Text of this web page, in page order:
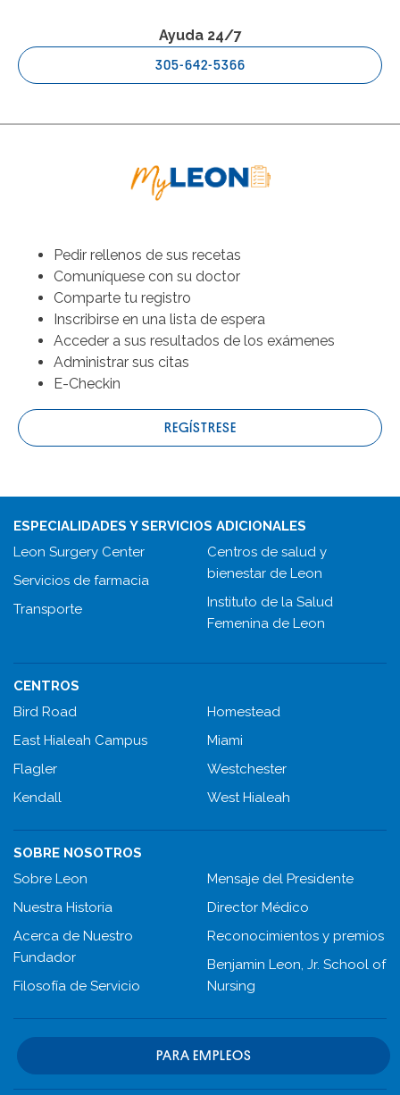
Ayuda 24/7
305-642-5366
Pedir rellenos de sus recetas
Comuníquese con su doctor
Comparte tu registro
Inscribirse en una lista de espera
Acceder a sus resultados de los exámenes
Administrar sus citas
E-Checkin
REGÍSTRESE
ESPECIALIDADES Y SERVICIOS ADICIONALES
Leon Surgery Center
Servicios de farmacia
Transporte
Centros de salud y
bienestar de Leon
Instituto de la Salud
Femenina de Leon
CENTROS
Bird Road
East Hialeah Campus
Flagler
Kendall
Homestead
Miami
Westchester
West Hialeah
SOBRE NOSOTROS
Sobre Leon
Nuestra Historia
Acerca de Nuestro
Fundador
Filosofía de Servicio
Mensaje del Presidente
Director Médico
Reconocimientos y premios
Benjamin Leon, Jr. School of
Nursing
PARA EMPLEOS